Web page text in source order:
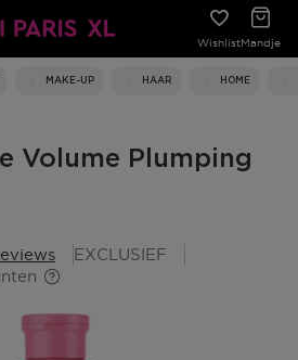
WishlistMandje
MAKE-UP HAAR HOME
Volume Plumping
EXCLUSIEF